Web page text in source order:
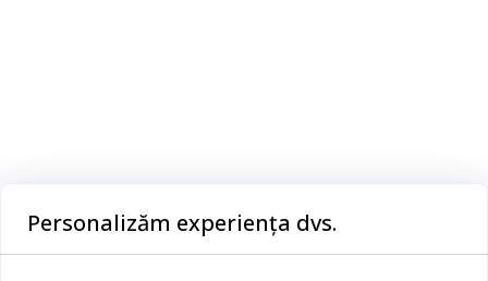
Personalizăm experiența dvs.